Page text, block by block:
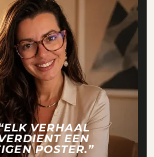
VERHAAL
EEN
POSTER.”